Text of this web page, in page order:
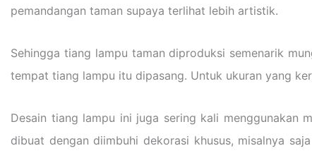
pemandangan taman supaya terlihat lebih artistik.
Sehingga tiang lampu taman diproduksi semenarik
tempat tiang lampu itu dipasang. Untuk ukuran yang
Desain tiang lampu ini juga sering kali menggunakan
dibuat dengan diimbuhi dekorasi khusus, misalnya